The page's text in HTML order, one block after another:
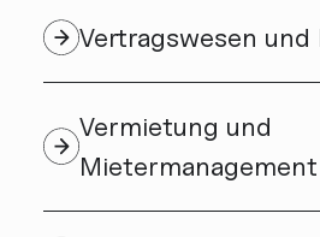
Vertragswesen und
Vermietung und
Mietermanagement